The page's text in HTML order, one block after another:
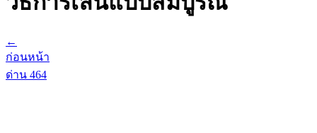
←
ก่อนหน้า
ด่าน 464